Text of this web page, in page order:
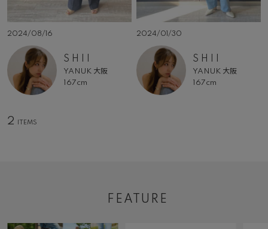
2024/08/16
S H I I
YANUK 大阪
167cm
2024/01/30
S H I I
YANUK 大阪
167cm
2
FEATURE